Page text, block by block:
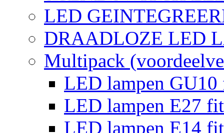
LED
DRAADLOZE LED
Multipack
LED lampen
LED lampen E27
LED lampen E14